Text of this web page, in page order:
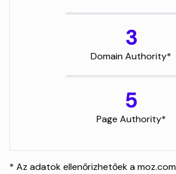
3
Domain Authority*
5
Page Authority*
* Az adatok ellenőrizhetőek a